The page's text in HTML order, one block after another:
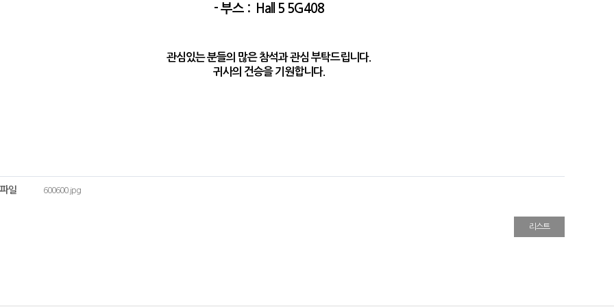
- 부스 : Hall 5 5G408
관심있는 분들의 많은 참석과 관심 부탁드립니다.
귀사의 건승을 기원합니다.
일 600600.jpg
리스트